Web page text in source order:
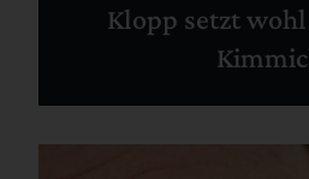
Klopp setzt